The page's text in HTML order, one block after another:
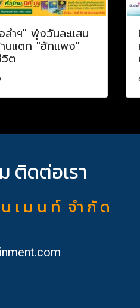
ลำฯ" พุ่งวันละแสน
นแตก "ฮักแพง"
ต
ติดต่อเรา
เ ม น ท์ จำ กั ด